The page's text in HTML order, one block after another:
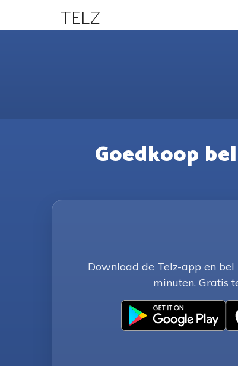
TELZ
Goedkoop
Download de Telz-app en
minuten. Gratis